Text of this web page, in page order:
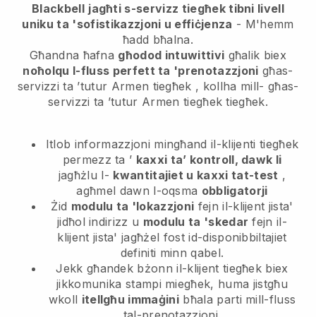
Blackbell jagħti s-servizz tiegħek tibni livell
uniku ta 'sofistikazzjoni u effiċjenza - M'hemm
ħadd bħalna.
Għandna ħafna għodod intuwittivi għalik biex
noħolqu l-fluss perfett ta 'prenotazzjoni għas-
servizzi ta ’tutur Armen tiegħek , kollha mill- għas-
servizzi ta ’tutur Armen tiegħek tiegħek.
Itlob informazzjoni mingħand il-klijenti tiegħek
permezz ta ’ kaxxi ta’ kontroll, dawk li
jagħżlu l- kwantitajiet u kaxxi tat-test ,
agħmel dawn l-oqsma obbligatorji
Żid modulu ta 'lokazzjoni fejn il-klijent jista'
jidħol indirizz u modulu ta 'skedar fejn il-
klijent jista' jagħżel fost id-disponibbiltajiet
definiti minn qabel.
Jekk għandek bżonn il-klijent tiegħek biex
jikkomunika stampi miegħek, huma jistgħu
wkoll itellgħu immaġini bħala parti mill-fluss